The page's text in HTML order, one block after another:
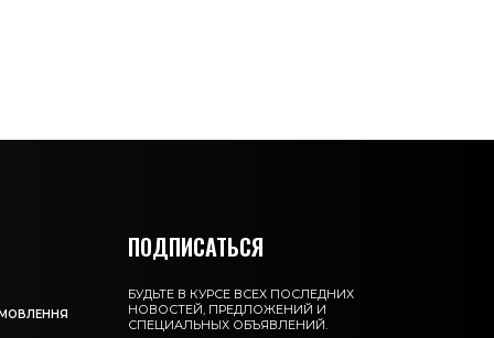
ПОДПИСАТЬСЯ
БУДЬТЕ В КУРСЕ ВСЕХ ПОСЛЕДНИХ
НОВОСТЕЙ, ПРЕДЛОЖЕНИЙ И
СПЕЦИАЛЬНЫХ ОБЪЯВЛЕНИЙ.